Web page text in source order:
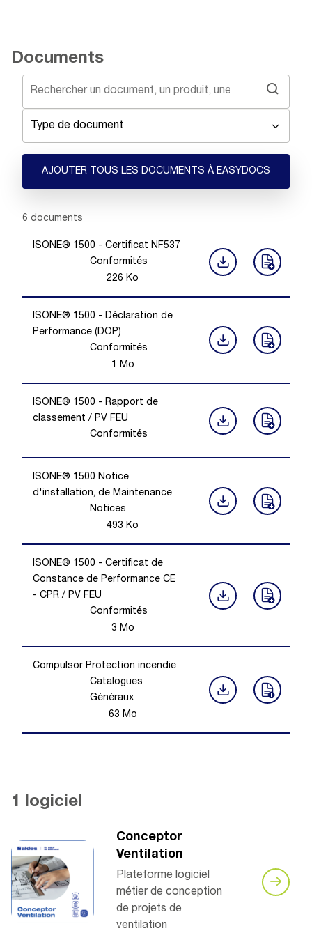
Documents
Type de document
AJOUTER TOUS LES DOCUMENTS À EASYDOCS
Showing 1 -6
6 documents
ISONE® 1500 - Certificat NF537
Conformités
226 Ko
ISONE® 1500 - Déclaration de
Performance (DOP)
Conformités
1 Mo
ISONE® 1500 - Rapport de
classement / PV FEU
Conformités
ISONE® 1500 Notice
d'installation, de Maintenance
Notices
493 Ko
ISONE® 1500 - Certificat de
Constance de Performance CE
- CPR / PV FEU
Conformités
3 Mo
Compulsor Protection incendie
Catalogues
Généraux
63 Mo
1 logiciel
Conceptor
Ventilation
Plateforme logiciel
métier de conception
de projets de
ventilation